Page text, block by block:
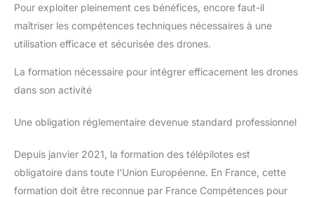
Pour exploiter pleinement ces bénéfices, encore faut-il
maîtriser les compétences techniques nécessaires à une
utilisation efficace et sécurisée des drones.
La formation nécessaire pour intégrer efficacement les drones
dans son activité
Une obligation réglementaire devenue standard professionnel
Depuis janvier 2021, la formation des télépilotes est
obligatoire dans toute l’Union Européenne. En France, cette
formation doit être reconnue par France Compétences pour